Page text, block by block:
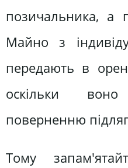
позичальника, а
Майно з
передають в
оскільки
поверненню
Тому